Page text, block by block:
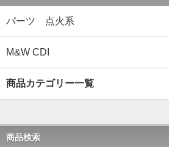
パーツ 点火系
M&W CDI
商品カテゴリー一覧
商品検索